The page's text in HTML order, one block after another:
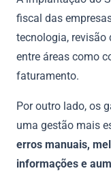
fiscal das
tecnologia, revisão
entre áreas como
faturamento.
Por outro lado, os
uma gestão mais
erros manuais,
informações e